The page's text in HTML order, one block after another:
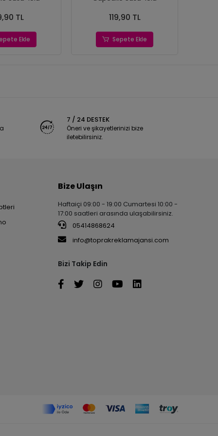
TL
Ekle
119,90 TL
Sepete Ekle
7 / 24 DESTEK
Öneri ve şikayetlerinizi bize
iletebilirsiniz.
Bize Ulaşın
Haftaiçi 09:00 - 19:00 Cumartesi 10:00 -
17:00 saatleri arasında ulaşabilirsiniz.
05414868624
info@toprakreklamajansi.com
Bizi Takip Edin